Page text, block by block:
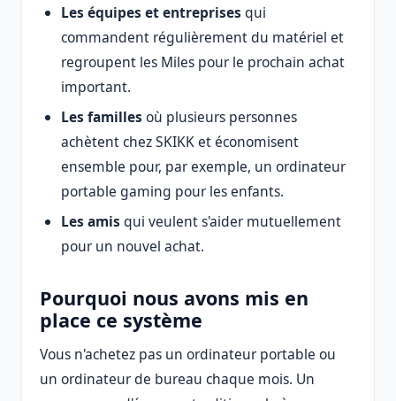
Les équipes et entreprises qui
commandent régulièrement du matériel et
regroupent les Miles pour le prochain achat
important.
Les familles où plusieurs personnes
achètent chez SKIKK et économisent
ensemble pour, par exemple, un ordinateur
portable gaming pour les enfants.
Les amis qui veulent s'aider mutuellement
pour un nouvel achat.
Pourquoi nous avons mis en
place ce système
Vous n'achetez pas un ordinateur portable ou
un ordinateur de bureau chaque mois. Un